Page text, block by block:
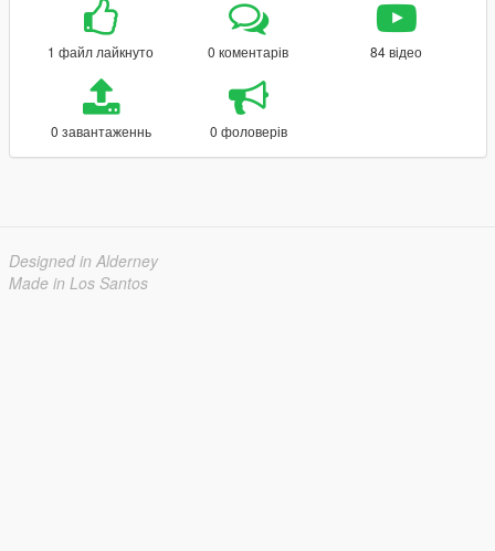
1 файл лайкнуто 0 коментарів 84 відео
0 завантаженнь 0 фоловерів
Designed in Alderney
Made in Los Santos